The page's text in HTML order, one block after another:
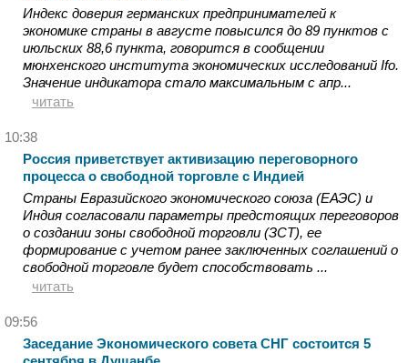
Индекс доверия германских предпринимателей к
экономике страны в августе повысился до 89 пунктов с
июльских 88,6 пункта, говорится в сообщении
мюнхенского института экономических исследований Ifo.
Значение индикатора стало максимальным с апр...
читать
10:38
Россия приветствует активизацию переговорного
процесса о свободной торговле с Индией
Страны Евразийского экономического союза (ЕАЭС) и
Индия согласовали параметры предстоящих переговоров
о создании зоны свободной торговли (ЗСТ), ее
формирование с учетом ранее заключенных соглашений о
свободной торговле будет способствовать ...
читать
09:56
Заседание Экономического совета СНГ состоится 5